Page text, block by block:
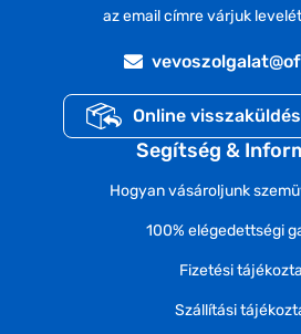
az email címre várjuk
Online
Segítség &
Hogyan vásároljunk
100% elégedettségi
Fizetési
Szállítási